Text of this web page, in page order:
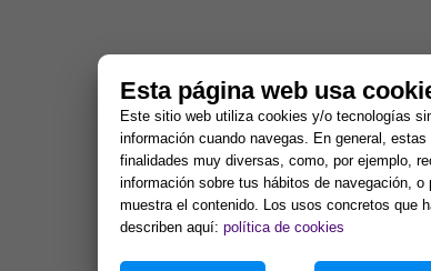
Esta página web usa
Este sitio web utiliza cookies y/o tecnologías
información cuando navegas. En general,
finalidades muy diversas, como, por ejemplo,
información sobre tus hábitos de navegación,
muestra el contenido. Los usos concretos que
describen aquí: política de cookies